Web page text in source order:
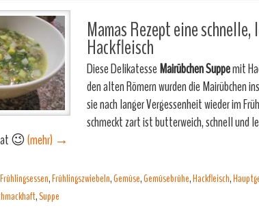
Mamas Rezept eine
Hackfleisch
Diese DelikatesseMairübchen Suppemit
den alten Römern wurden die Mairübchen
sie nach langer Vergessenheit wieder im
schmeckt zart ist butterweich, schnell und
😉(mehr) →
Frühlingsessen,Frühlingszwiebeln,Gemüse,Gemüsebrühe,Hackfleisch,
,Suppe